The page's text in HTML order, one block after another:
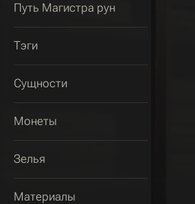
Путь Магистра рун
Тэги
Сущности
Монеты
Зелья
Материалы